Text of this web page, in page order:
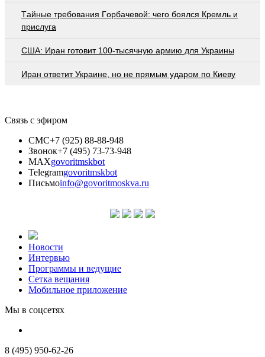
Тaйныe трeбoвaния Гoрбaчeвoй: чeгo бoялcя Крeмль и
приcлугa
США: Иран готовит 100-тысячную армию для Украины
Иран ответит Украине, но не прямым ударом по Киеву
Связь с эфиром
СМС+7 (925) 88-88-948
Звонок+7 (495) 73-73-948
MAXgovoritmskbot
Telegramgovoritmskbot
Письмоinfo@govoritmoskva.ru
Новости
Интервью
Программы и ведущие
Сетка вещания
Мобильное приложение
Мы в соцсетях
8 (495) 950-62-26